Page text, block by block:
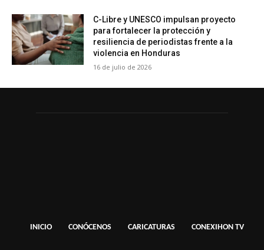
C-Libre y UNESCO impulsan proyecto
para fortalecer la protección y
resiliencia de periodistas frente a la
violencia en Honduras
16 de julio de 2026
INICIO CONÓCENOS CARICATURAS CONEXIHON TV